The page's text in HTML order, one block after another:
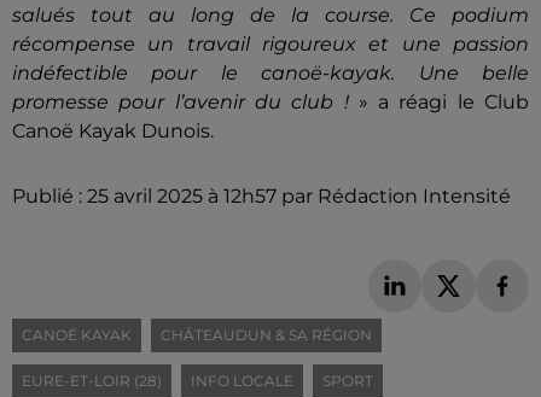
salués tout au long de la course. Ce podium
récompense un travail rigoureux et une passion
indéfectible pour le canoë-kayak. Une belle
promesse pour l’avenir du club !» a réagi le Club
Canoë Kayak Dunois.
Publié : 25 avril 2025 à 12h57 par Rédaction Intensité
CANOË KAYAK CHÂTEAUDUN & SA RÉGION
EURE-ET-LOIR (28) INFO LOCALE SPORT